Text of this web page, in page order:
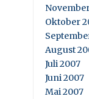
Oktober
August
Juli 2007
Juni 2007
Mai 2007